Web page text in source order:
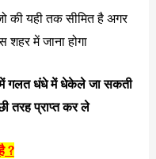
की यही तक सीमित है अगर
में जाना होगा
गलत धंधे में धेकेले जा सकती
तरह प्राप्त कर ले
?